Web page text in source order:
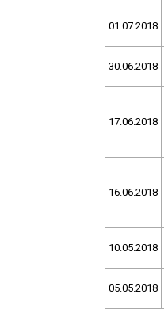
01.07.2018
30.06.2018
17.06.2018
16.06.2018
10.05.2018
05.05.2018